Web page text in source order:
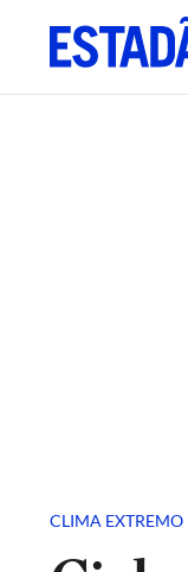
CLIMA EXTREMO